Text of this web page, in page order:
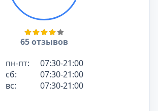
65 отзывов
пн-пт:
07:30-21:00
сб:
07:30-21:00
вс:
07:30-21:00